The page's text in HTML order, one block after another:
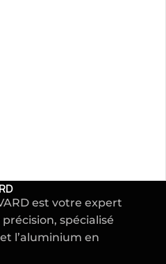
est votre expert
, spécialisé
l’aluminium en